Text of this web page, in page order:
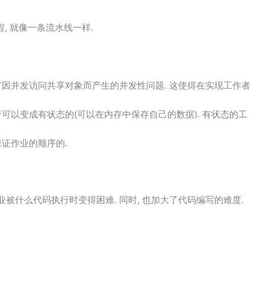
就像一条流水线一样.
并发访问共享对象而产生的并发性问题. 这使得在实现工作者
以变成有状态的(可以在内存中保存自己的数据). 有状态的工
作业的顺序的.
什么代码执行时变得困难. 同时, 也加大了代码编写的难度.